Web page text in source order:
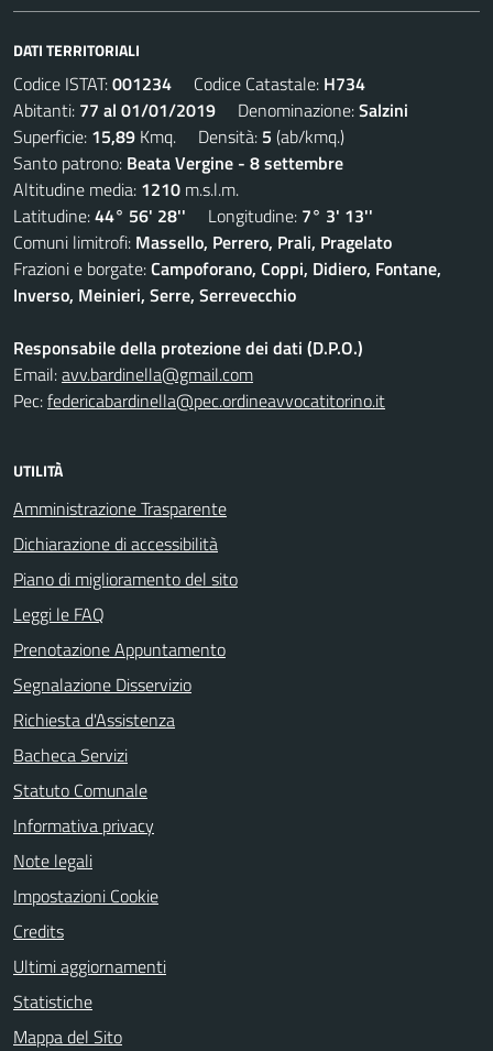
DATI TERRITORIALI
Codice ISTAT:001234 Codice Catastale: H734
Abitanti: 77 al 01/01/2019 Denominazione:Salzini
Superficie: 15,89 Kmq. Densità: 5 (ab/kmq.)
Santo patrono: Beata Vergine - 8 settembre
Altitudine media: 1210 m.s.l.m.
Latitudine:44° 56' 28'' Longitudine: 7° 3' 13''
Comuni limitrofi: Massello, Perrero, Prali, Pragelato
Frazioni e borgate:Campoforano, Coppi, Didiero, Fontane,
Inverso, Meinieri, Serre, Serrevecchio
Responsabile della protezione dei dati (D.P.O.)
Email:avv.bardinella@gmail.com
Pec:federicabardinella@pec.ordineavvocatitorino.it
UTILITÀ
Amministrazione Trasparente
Dichiarazione di accessibilità
Piano di miglioramento del sito
Leggi le FAQ
Prenotazione Appuntamento
Segnalazione Disservizio
Richiesta d'Assistenza
Bacheca Servizi
Statuto Comunale
Informativa privacy
Note legali
Impostazioni Cookie
Credits
Ultimi aggiornamenti
Statistiche
Mappa del Sito